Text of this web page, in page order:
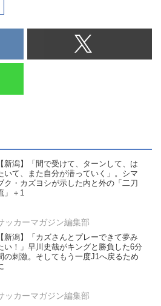
【新潟】「間で受けて、ターンして、は
いて、また自分が潜っていく」。シマ
ク・カズヨシが示した内と外の「二刀
」＋1
ッカーマガジン編集部
【新潟】「カズさんとプレーできて夢み
い！」早川史哉がキングと勝負した6分
の刺激。そしてもう一度J1へ戻るため
ッカーマガジン編集部